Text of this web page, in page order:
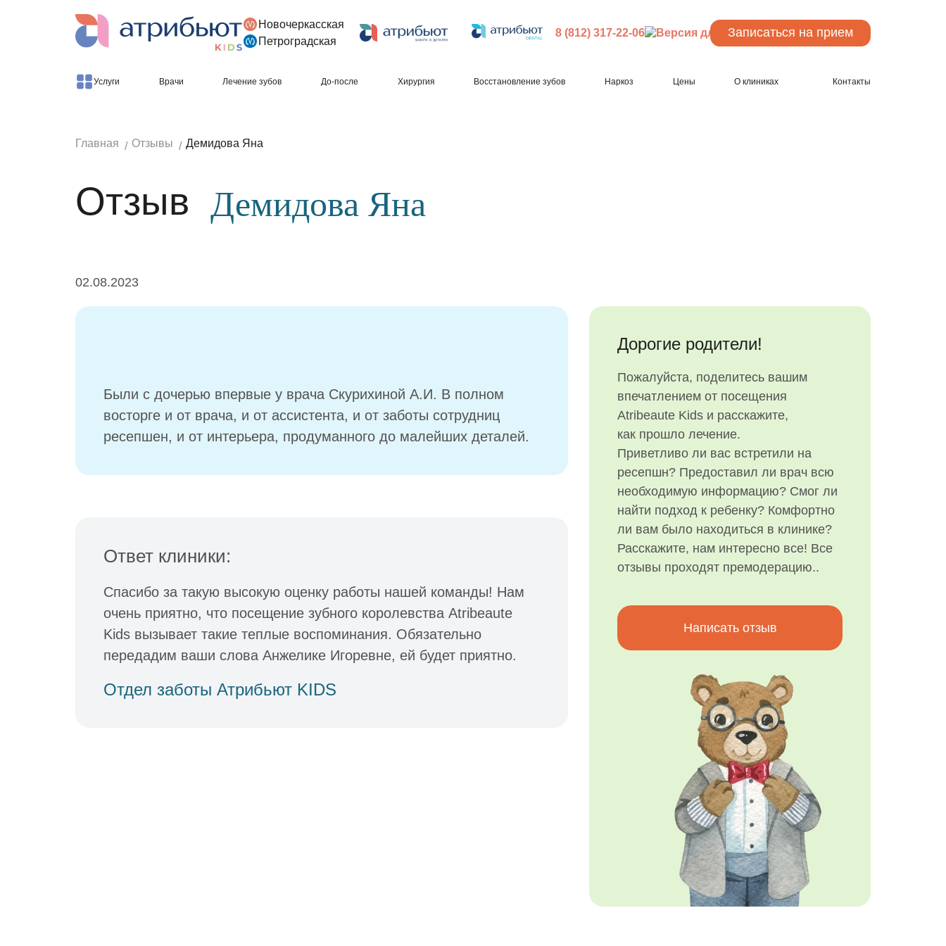
Версия для слабовидящих
Новочеркасская
Петроградская
8 (812) 317-22-06 Записаться на прием
Услуги Врачи Лечение зубов До-после Хирургия Восстановление зубов Наркоз Цены О клиниках Контакты
Главная Отзывы Демидова Яна
Отзыв Демидова Яна
02.08.2023
Были с дочерью впервые у врача Скурихиной А.И. В полном
восторге и от врача, и от ассистента, и от заботы сотрудниц
ресепшен, и от интерьера, продуманного до малейших деталей.
Ответ клиники:
Спасибо за такую высокую оценку работы нашей команды! Нам
очень приятно, что посещение зубного королевства Atribeaute
Kids вызывает такие теплые воспоминания. Обязательно
передадим ваши слова Анжелике Игоревне, ей будет приятно.
Отдел заботы Атрибьют KIDS
Дорогие родители!
Пожалуйста, поделитесь вашим
впечатлением от посещения
Atribeaute Kids и расскажите,
как прошло лечение.
Приветливо ли вас встретили на
ресепшн? Предоставил ли врач всю
необходимую информацию? Смог ли
найти подход к ребенку? Комфортно
ли вам было находиться в клинике?
Расскажите, нам интересно все! Все
отзывы проходят премодерацию..
Написать отзыв